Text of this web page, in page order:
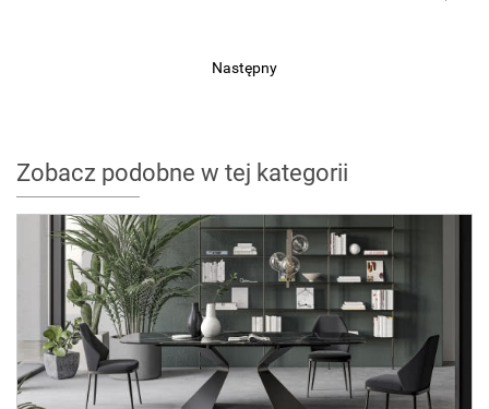
Następny
Zobacz podobne w tej kategorii